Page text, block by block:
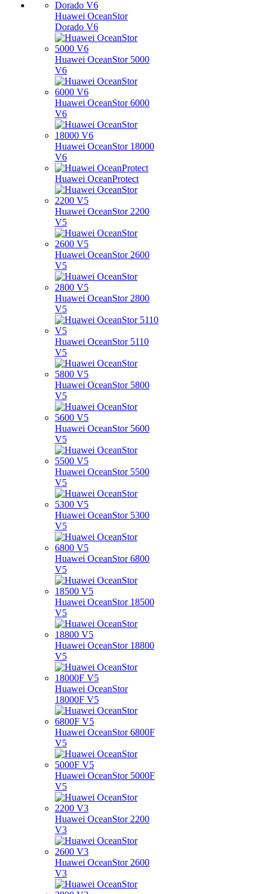
Huawei OceanStor
Dorado V6
Huawei OceanStor 5000
V6
Huawei OceanStor 6000
V6
Huawei OceanStor 18000
V6
Huawei OceanProtect
Huawei OceanStor 2200
V5
Huawei OceanStor 2600
V5
Huawei OceanStor 2800
V5
Huawei OceanStor 5110
V5
Huawei OceanStor 5800
V5
Huawei OceanStor 5600
V5
Huawei OceanStor 5500
V5
Huawei OceanStor 5300
V5
Huawei OceanStor 6800
V5
Huawei OceanStor 18500
V5
Huawei OceanStor 18800
V5
Huawei OceanStor
18000F V5
Huawei OceanStor 6800F
V5
Huawei OceanStor 5000F
V5
Huawei OceanStor 2200
V3
Huawei OceanStor 2600
V3